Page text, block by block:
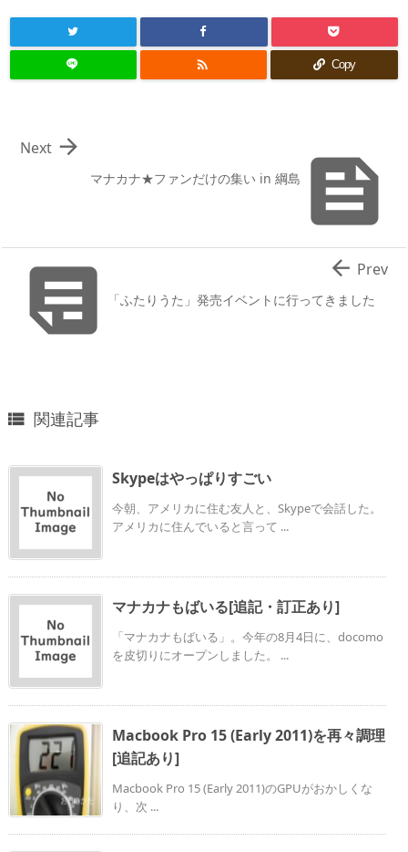
 Copy

マナカナ★ファンだけの集い in 綱島

Next
 「ふたりうた」発売イベントに行ってきました
 Prev
 関連記事
Skypeはやっぱりすごい
今朝、アメリカに住む友人と、Skypeで会話した。
アメリカに住んでいると言って ...
マナカナもばいる[追記・訂正あり]
「マナカナもばいる」。今年の8月4日に、docomo
を皮切りにオープンしました。 ...
Macbook Pro 15 (Early 2011)を再々調理
[追記あり]
Macbook Pro 15 (Early 2011)のGPUがおかしくな
り、次 ...